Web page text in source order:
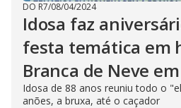
DO R7/08/04/2024
Idosa faz
festa temática em
Branca de Neve
Idosa de 88 anos reuniu todo o
anões, a bruxa, até o caçador